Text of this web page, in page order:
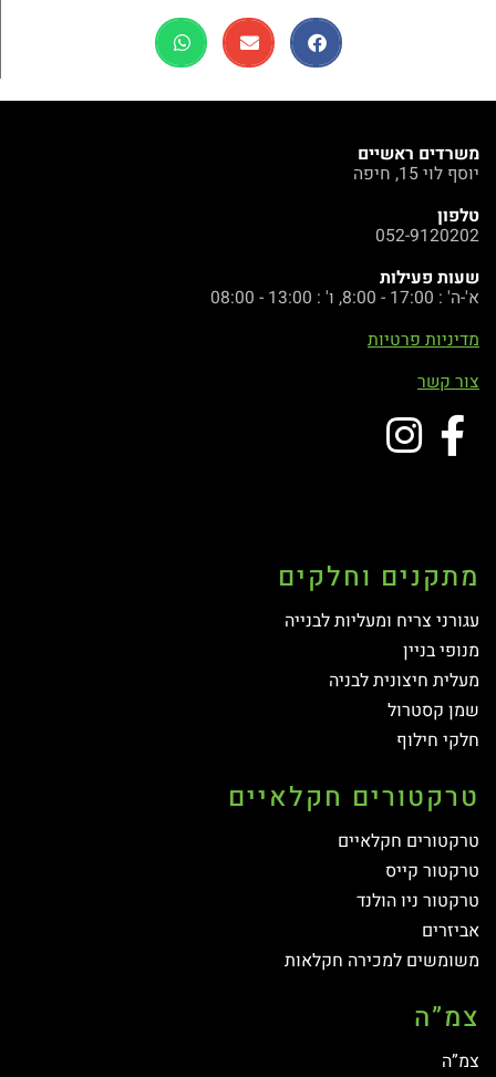
משרדים ראשיים
יוסף לוי 15, חיפה
טלפון
052-9120202
שעות פעילות
א'-ה' : 17:00 - 8:00, ו' : 13:00 - 08:00
מדיניות פרטיות
צור קשר
מתקנים וחלקים
עגורני צריח ומעליות לבנייה
מנופי בניין
מעלית חיצונית לבניה
שמן קסטרול
חלקי חילוף
טרקטורים חקלאיים
טרקטורים חקלאיים
טרקטור קייס
טרקטור ניו הולנד
אביזרים
משומשים למכירה חקלאות
צמ”ה
צמ”ה